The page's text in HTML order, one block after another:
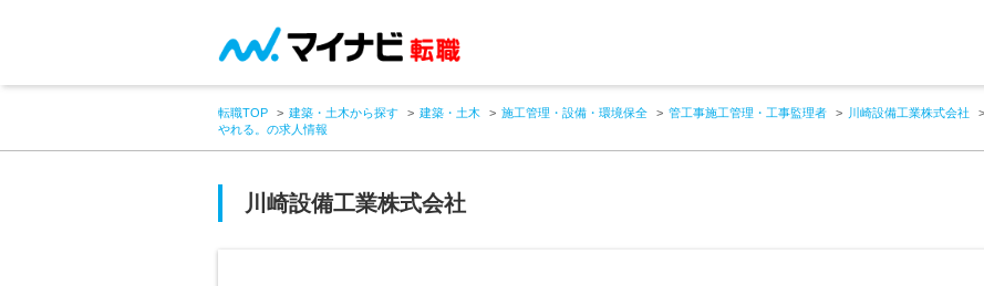
転職TOP 建築・土木から探す 建築・土木 施工管理・設備・環境保全 管工事施工管理・工事監理者 川崎設備工業株式会社
やれる。の求人情報
川崎設備工業株式会社